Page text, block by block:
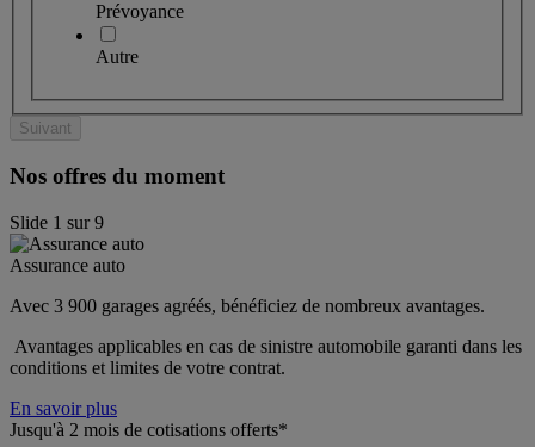
Prévoyance
Autre
Suivant
Nos offres du moment
Slide 1 sur9
Assurance auto
Avec 3 900 garages agréés, bénéficiez de nombreux avantages.
Avantages applicables en cas de sinistre automobile garanti dans les
conditions et limites de votre contrat.
En savoir plus
Jusqu'à 2 mois de cotisations offerts*